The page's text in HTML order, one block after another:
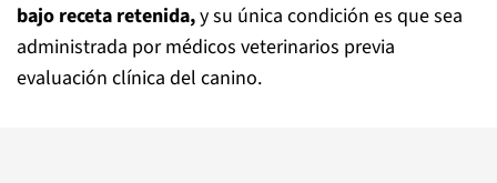
bajo receta retenida,y su única condición es que sea
administrada por médicos veterinarios previa
evaluación clínica del canino.